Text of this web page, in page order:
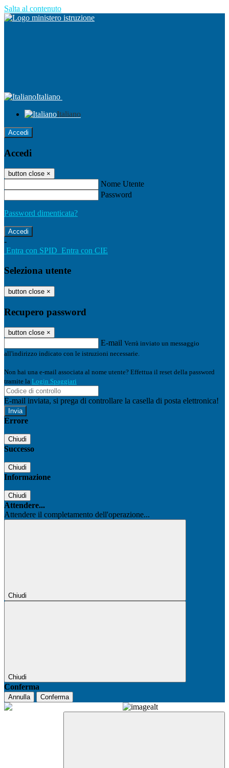
Salta al contenuto
Italiano
Italiano
Accedi
Accedi
button close ×
Nome Utente
Password
Password dimenticata?
-
Entra con SPID Entra con CIE
Seleziona utente
button close ×
Recupero password
button close ×
E-mail Verrà inviato un messaggio
all'indirizzo indicato con le istruzioni necessarie.
Non hai una e-mail associata al nome utente? Effettua il reset della password
tramite la Login Spaggiari
E-mail inviata, si prega di controllare la casella di posta elettronica!
Errore
Chiudi
Successo
Chiudi
Informazione
Chiudi
Attendere...
Attendere il completamento dell'operazione...
Chiudi
Chiudi
Conferma
Annulla Conferma